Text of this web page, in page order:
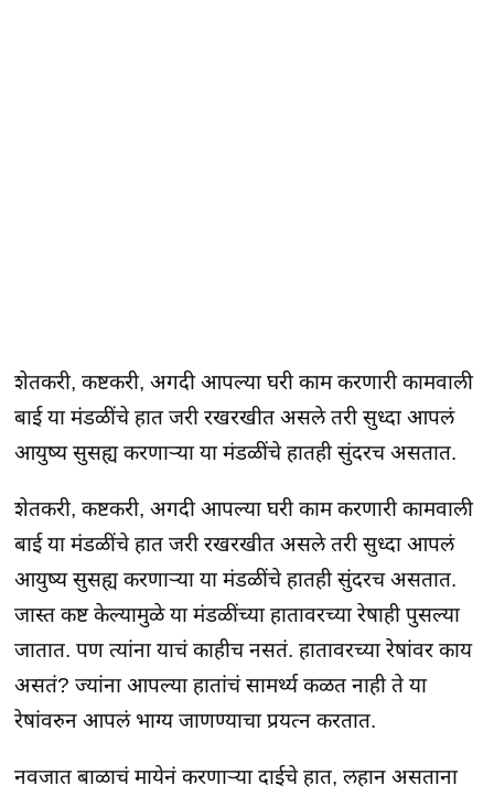
शेतकरी, कष्टकरी, अगदी आपल्या घरी काम करणारी कामवाली
बाई या मंडळींचे हात जरी रखरखीत असले तरी सुध्दा आपलं
आयुष्य सुसह्य करणार्‍या या मंडळींचे हातही सुंदरच असतात.
शेतकरी, कष्टकरी, अगदी आपल्या घरी काम करणारी कामवाली
बाई या मंडळींचे हात जरी रखरखीत असले तरी सुध्दा आपलं
आयुष्य सुसह्य करणार्‍या या मंडळींचे हातही सुंदरच असतात.
जास्त कष्ट केल्यामुळे या मंडळींच्या हातावरच्या रेषाही पुसल्या
जातात. पण त्यांना याचं काहीच नसतं. हातावरच्या रेषांवर काय
असतं? ज्यांना आपल्या हातांचं सामर्थ्य कळत नाही ते या
रेषांवरुन आपलं भाग्य जाणण्याचा प्रयत्न करतात.
नवजात बाळाचं मायेनं करणार्‍या दाईचे हात, लहान असताना